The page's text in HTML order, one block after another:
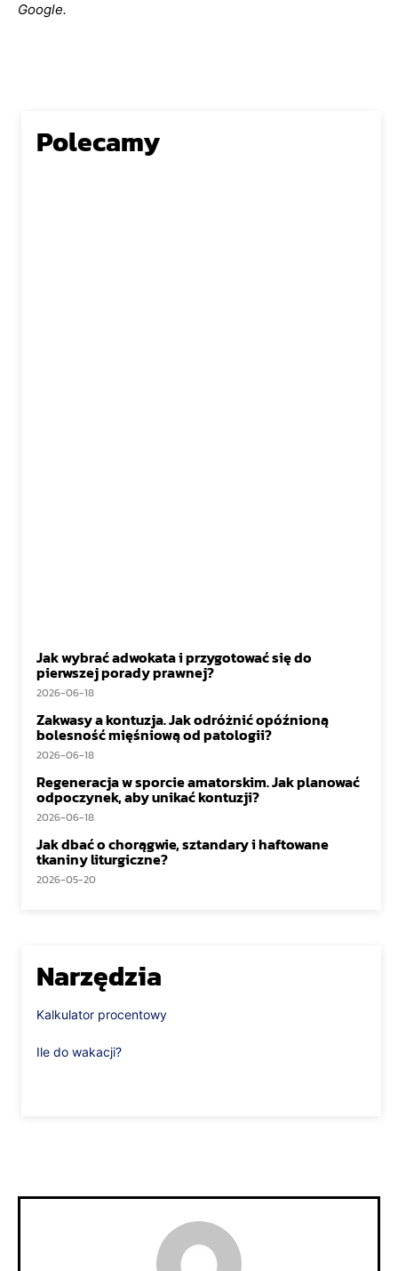
Google.
Polecamy
Jak wybrać adwokata i przygotować się do
pierwszej porady prawnej?
2026-06-18
Zakwasy a kontuzja. Jak odróżnić opóźnioną
bolesność mięśniową od patologii?
2026-06-18
Regeneracja w sporcie amatorskim. Jak planować
odpoczynek, aby unikać kontuzji?
2026-06-18
Jak dbać o chorągwie, sztandary i haftowane
tkaniny liturgiczne?
2026-05-20
Narzędzia
Kalkulator procentowy
Ile do wakacji?